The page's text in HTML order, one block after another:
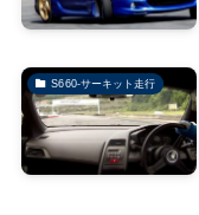
S660-サーキット走行